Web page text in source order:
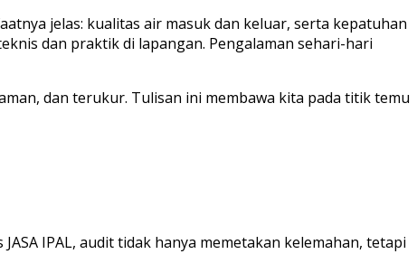
jelas: kualitas air masuk dan keluar, serta kepatuhan
dan praktik di lapangan. Pengalaman sehari-hari
dan terukur. Tulisan ini membawa kita pada titik temu
IPAL, audit tidak hanya memetakan kelemahan, tetapi